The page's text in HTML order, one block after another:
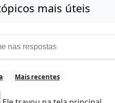
mais úteis
Mais recentes